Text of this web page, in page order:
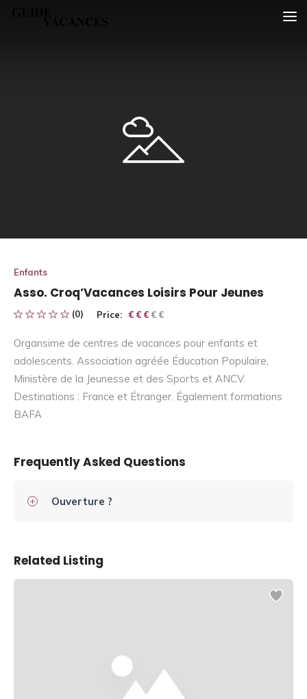
Enfants
Asso. Croq’Vacances Loisirs Pour Jeunes
(0) Price: € € € € €
€ € €
Organsime de centres de vacances pour enfants et
adolescents. Association agréée Éducation Populaire,
Ministère de la Jeunesse et des Sports et ANCV.
Destinations : France et Étranger. Également formations
BAFA
Frequently Asked Questions
Ouverture ?
Related Listing